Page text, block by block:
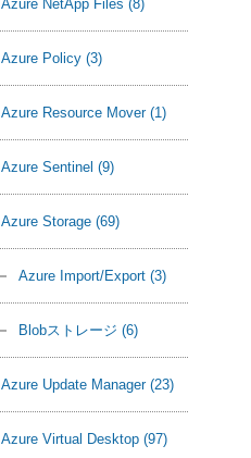
Azure NetApp Files (8)
Azure Policy (3)
Azure Resource Mover (1)
Azure Sentinel (9)
Azure Storage (69)
Azure Import/Export (3)
Blobストレージ (6)
Azure Update Manager (23)
Azure Virtual Desktop (97)